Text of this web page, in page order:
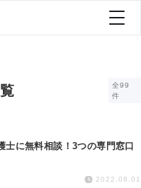
全99
件
士に無料相談！3つの専門窓口
2022.08.01